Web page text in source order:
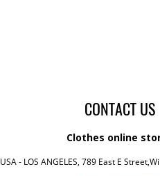
CONTACT US
Clothes online
USA - LOS ANGELES, 789 East E